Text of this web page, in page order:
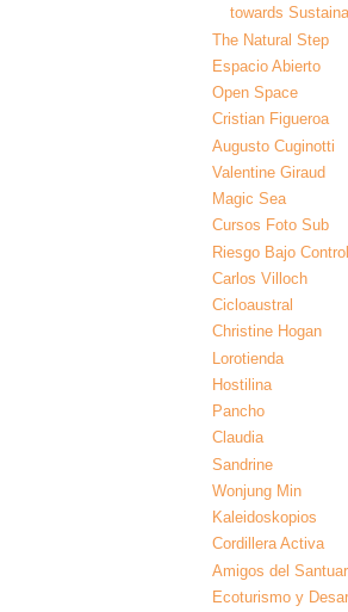
towards
The Natural Step
Espacio Abierto
Open Space
Cristian Figueroa
Augusto Cuginotti
Valentine Giraud
Magic Sea
Cursos Foto Sub
Riesgo Bajo Control
Carlos Villoch
Cicloaustral
Christine Hogan
Lorotienda
Hostilina
Pancho
Claudia
Sandrine
Wonjung Min
Kaleidoskopios
Cordillera Activa
Amigos del
Ecoturismo y